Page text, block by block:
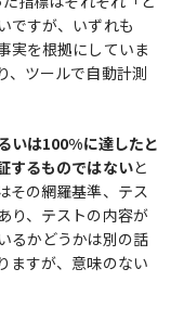
ですが、いずれも
実を根拠にしていま
、ツールで自動計測
いは100%に達したと
するものではないと
その網羅基準、テス
り、テストの内容が
るかどうかは別の話
ますが、意味のない